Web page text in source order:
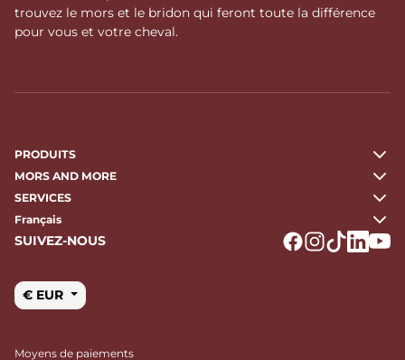
trouvez le mors et le bridon qui feront toute la différence
pour vous et votre cheval.
PRODUITS
MORS AND MORE
SERVICES
Français
SUIVEZ-NOUS
€ EUR
Moyens de paiements